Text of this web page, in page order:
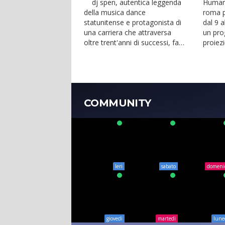
della musica dance
statunitense e protagonista di
una carriera che attraversa
oltre trent'anni di successi, fa
roma
dal 9
un
COMMUNITY
Ieri sabato
giovedì martedì